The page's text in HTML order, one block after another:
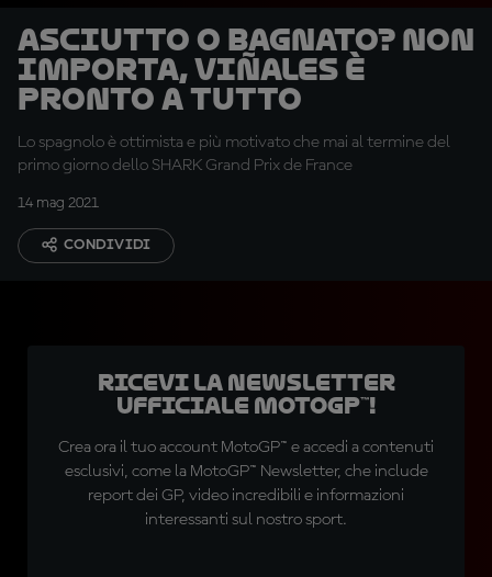
Asciutto o bagnato? Non
importa, Viñales è
pronto a tutto
Lo spagnolo è ottimista e più motivato che mai al termine del
primo giorno dello SHARK Grand Prix de France
14 mag 2021
CONDIVIDI
Ricevi la newsletter
ufficiale MotoGP™!
Crea ora il tuo account MotoGP™ e accedi a contenuti
esclusivi, come la MotoGP™ Newsletter, che include
report dei GP, video incredibili e informazioni
interessanti sul nostro sport.